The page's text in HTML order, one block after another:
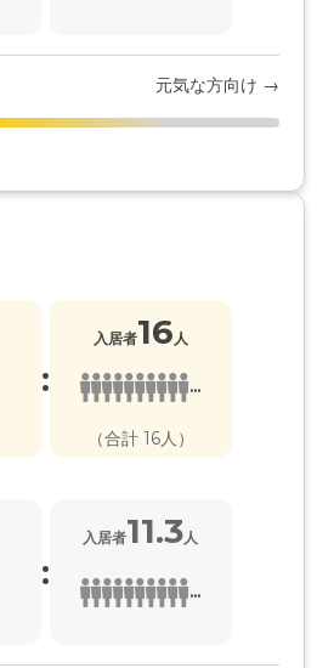
元気な方向け →
:
入居者16人
...
（合計 16人）
:
入居者11.3人
...